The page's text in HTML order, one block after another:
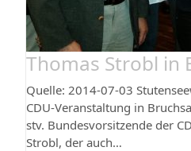
Thomas Strobl in
Quelle: 2014-07-03
CDU-Veranstaltung in
stv. Bundesvorsitzende der
Strobl, der auch…